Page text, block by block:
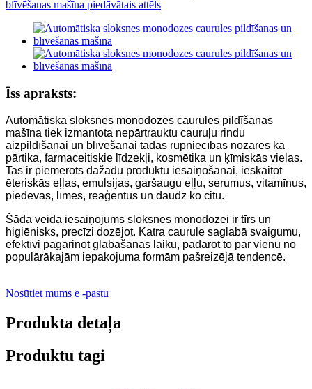
Īss apraksts:
Automātiska sloksnes monodozes caurules pildīšanas
mašīna tiek izmantota nepārtrauktu cauruļu rindu
aizpildīšanai un blīvēšanai tādās rūpniecības nozarēs kā
pārtika, farmaceitiskie līdzekļi, kosmētika un ķīmiskās vielas.
Tas ir piemērots dažādu produktu iesaiņošanai, ieskaitot
ēteriskās eļļas, emulsijas, garšaugu eļļu, serumus, vitamīnus,
piedevas, līmes, reaģentus un daudz ko citu.
Šāda veida iesaiņojums sloksnes monodozei ir tīrs un
higiēnisks, precīzi dozējot. Katra caurule saglabā svaigumu,
efektīvi pagarinot glabāšanas laiku, padarot to par vienu no
populārākajām iepakojuma formām pašreizējā tendencē.
Nosūtiet mums e -pastu
Produkta detaļa
Produktu tagi